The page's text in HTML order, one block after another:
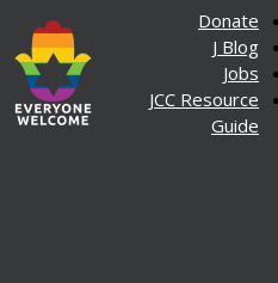
Donate
J Blog
Jobs
JCC Resource
Guide